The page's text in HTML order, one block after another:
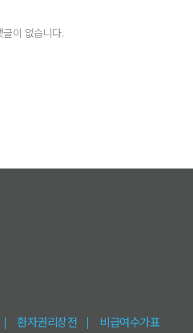
이 없습니다.
환자권리장전 비급여수가표